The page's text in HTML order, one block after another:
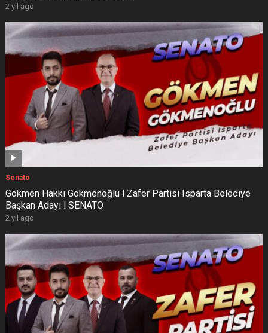
2 yıl ago
Senato
Gökmen Hakkı Gökmenoğlu l Zafer Partisi Isparta Belediye
Başkan Adayı l SENATO
2 yıl ago